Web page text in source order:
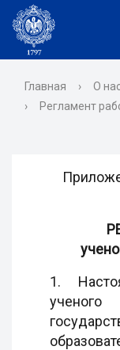
Главная › О
›
Регламент
1.